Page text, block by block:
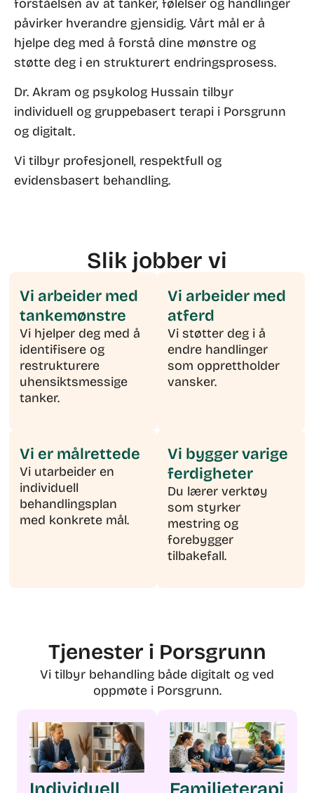
forståelsen av at tanker, følelser og handlinger
påvirker hverandre gjensidig. Vårt mål er å
hjelpe deg med å forstå dine mønstre og
støtte deg i en strukturert endringsprosess.
Dr. Akram og psykolog Hussain tilbyr
individuell og gruppebasert terapi i Porsgrunn
og digitalt.
Vi tilbyr profesjonell, respektfull og
evidensbasert behandling.
Slik jobber vi
Vi arbeider med
tankemønstre
Vi hjelper deg med å
identifisere og
restrukturere
uhensiktsmessige
tanker.
Vi arbeider med
atferd
Vi støtter deg i å
endre handlinger
som opprettholder
vansker.
Vi er målrettede
Vi utarbeider en
individuell
behandlingsplan
med konkrete mål.
Vi bygger varige
ferdigheter
Du lærer verktøy
som styrker
mestring og
forebygger
tilbakefall.
Tjenester i Porsgrunn
Vi tilbyr behandling både digitalt og ved
oppmøte i Porsgrunn.